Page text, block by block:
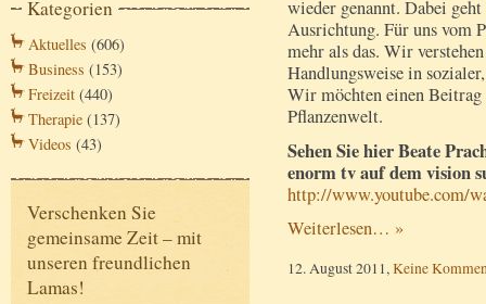
Kategorien
Aktuelles (606)
Business (153)
Freizeit (440)
Therapie (137)
Videos (43)
Verschenken Sie
gemeinsame Zeit – mit
unseren freundlichen
Lamas!
wieder genannt. Dabei
Ausrichtung. Für uns vom
mehr als das. Wir
Handlungsweise in
Wir möchten einen
Pflanzenwelt.
Sehen Sie hier Beate
enorm tv auf dem vision
http://www.youtube.com/
Weiterlesen… »
12. August 2011, Keine